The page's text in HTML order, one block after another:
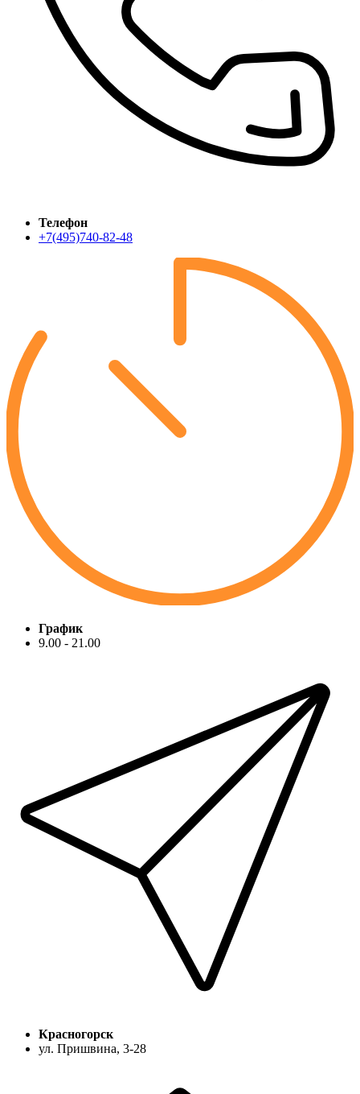
Телефон
+7(495)740-82-48
График
9.00 - 21.00
Красногорск
ул. Пришвина, 3-28